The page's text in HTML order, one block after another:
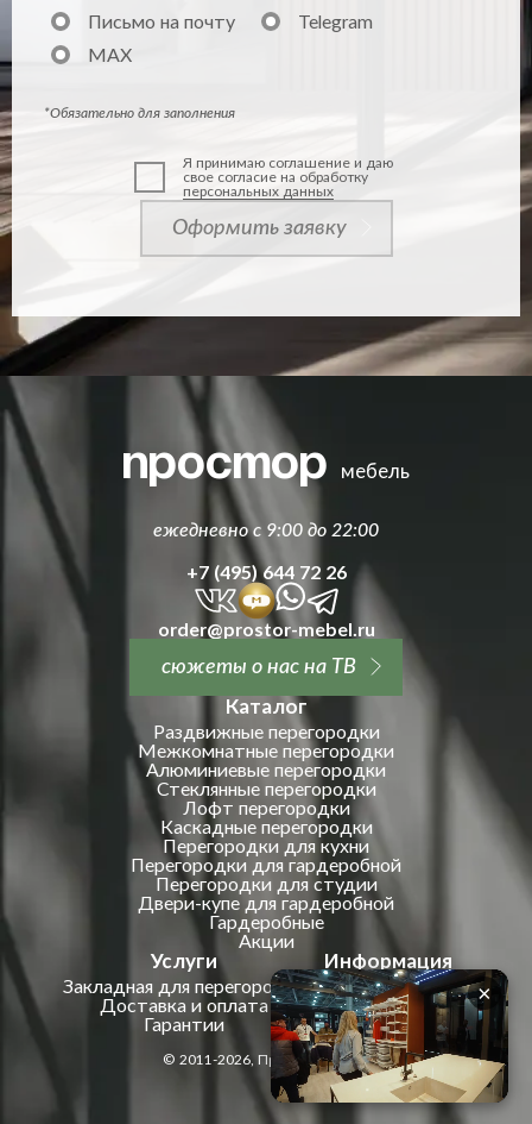
Письмо на почту
Telegram
MAX
*Обязательно для заполнения
Я принимаю соглашение и даю
свое согласие на обработку
персональных данных
Оформить заявку
×
простор мебель
ежедневно с 9:00 до 22:00
+7 (495) 644 72 26
order@prostor-mebel.ru
сюжеты о нас на ТВ
Каталог
Раздвижные перегородки
Межкомнатные перегородки
Алюминиевые перегородки
Стеклянные перегородки
Лофт перегородки
Каскадные перегородки
Перегородки для кухни
Перегородки для гардеробной
Перегородки для студии
Двери-купе для гардеробной
Гардеробные
Акции
Услуги
Закладная для перегородки
Доставка и оплата
Гарантии
Информация
О компании
Отзывы
Вопросы и ответы
Контакты
© 2011-2026, Простор Мебель